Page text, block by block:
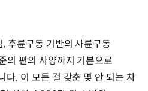
후륜구동 기반의 사륜구동
의 편의 사양까지 기본으로
다. 이 모든 걸 갖춘 몇 안 되는 차